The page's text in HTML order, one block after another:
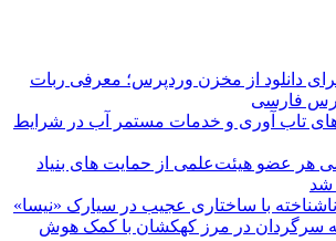
دانلود از مخزن وردپرس؛ معرفی ربات
فارسی
تاب آوری و خدمات مستمر آب در شرایط
هر عضو هیئت‌علمی از حمایت های بنیاد
شد
با ساختاری عجیب در سیارک «نیسا»
سرگردان در مرز کهکشان با کمک هوش